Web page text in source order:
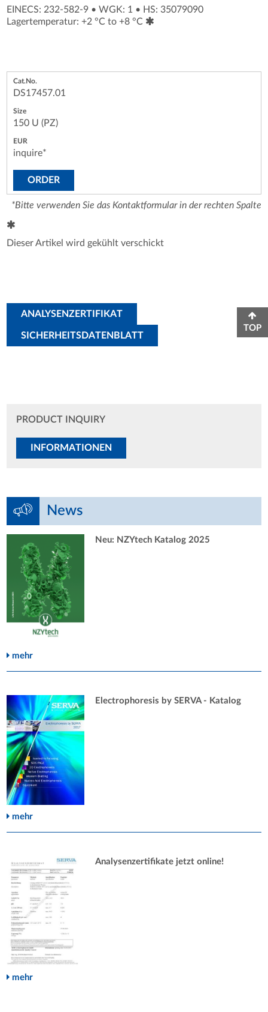
EINECS: 232-582-9 •WGK: 1 • HS: 35079090
Lagertemperatur: +2 °C to +8 °C
DS17457.01
150 U (PZ)
inquire*
ORDER
*Bitte verwenden Sie das Kontaktformular in der rechten Spalte
Dieser Artikel wird gekühlt verschickt
ANALYSENZERTIFIKAT
SICHERHEITSDATENBLATT
PRODUCT INQUIRY
INFORMATIONEN
News
Neu: NZYtech Katalog 2025
mehr
Electrophoresis by SERVA - Katalog
mehr
Analysenzertifikate jetzt online!
mehr
TOP